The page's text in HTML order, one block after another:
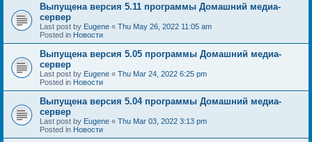
Выпущена версия 5.11 программы Домашний медиа-
сервер
Last post by Eugene « Thu May 26, 2022 11:05 am
Posted in Новости
Выпущена версия 5.05 программы Домашний медиа-
сервер
Last post by Eugene « Thu Mar 24, 2022 6:25 pm
Posted in Новости
Выпущена версия 5.04 программы Домашний медиа-
сервер
Last post by Eugene « Thu Mar 03, 2022 3:13 pm
Posted in Новости